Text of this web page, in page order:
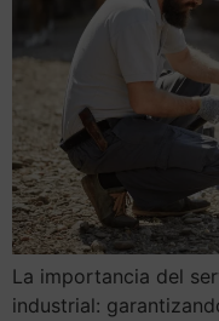
La importancia del
industrial: